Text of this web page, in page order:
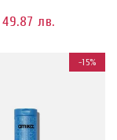
49.87 лв.
-15%